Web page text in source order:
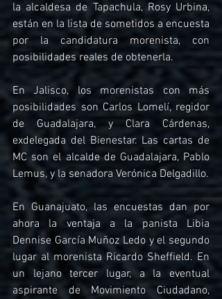
la alcaldesa de Tapachula, Rosy Urbina,
están en la lista de sometidos a encuesta
por la candidatura morenista, con
posibilidades reales de obtenerla.
En Jalisco, los morenistas con más
posibilidades son Carlos Lomelí, regidor
de Guadalajara, y Clara Cárdenas,
exdelegada del Bienestar. Las cartas de
MC son el alcalde de Guadalajara, Pablo
Lemus, y la senadora Verónica Delgadillo.
En Guanajuato, las encuestas dan por
ahora la ventaja a la panista Libia
Dennise García Muñoz Ledo y el segundo
lugar al morenista Ricardo Sheffield. En
un lejano tercer lugar, a la eventual
aspirante de Movimiento Ciudadano,